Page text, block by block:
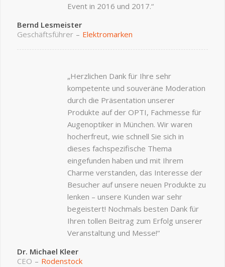
Event in 2016 und 2017.“
Bernd Lesmeister
Geschäftsführer – Elektromarken
„Herzlichen Dank für Ihre sehr
kompetente und souveräne Moderation
durch die Präsentation unserer
Produkte auf der OPTI, Fachmesse für
Augenoptiker in München. Wir waren
hocherfreut, wie schnell Sie sich in
dieses fachspezifische Thema
eingefunden haben und mit Ihrem
Charme verstanden, das Interesse der
Besucher auf unsere neuen Produkte zu
lenken – unsere Kunden war sehr
begeistert! Nochmals besten Dank für
Ihren tollen Beitrag zum Erfolg unserer
Veranstaltung und Messe!“
Dr. Michael Kleer
CEO – Rodenstock